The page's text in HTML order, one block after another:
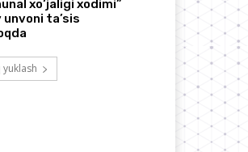
xo‘jaligi xodimi”
ta’sis